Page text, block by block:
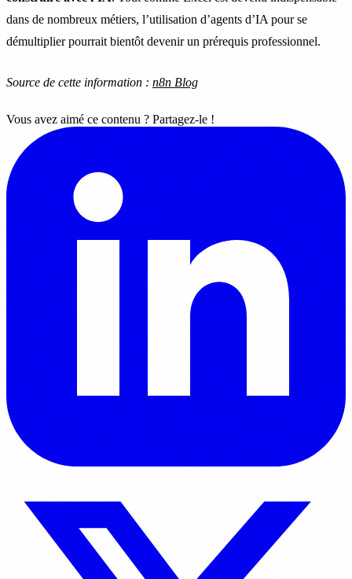
dans de nombreux métiers, l’utilisation d’agents d’IA pour se
démultiplier pourrait bientôt devenir un prérequis professionnel.
Source de cette information : n8n Blog
Vous avez aimé ce contenu ? Partagez-le !